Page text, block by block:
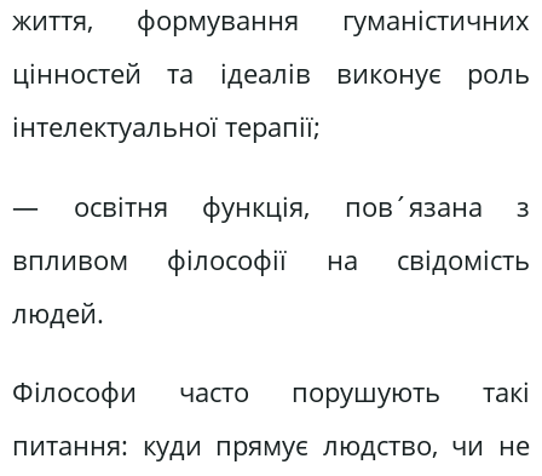
життя, формування гуманістичних
цінностей та ідеалів виконує роль
інтелектуальної терапії;
— освітня функція, пов´язана з
впливом філософії на свідомість
людей.
Філософи часто порушують такі
питання: куди прямує людство, чи не